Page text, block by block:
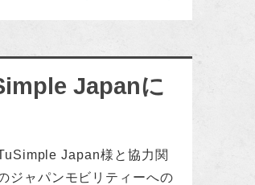
Japanに
Japan様と協力関
ジャパンモビリティーへの